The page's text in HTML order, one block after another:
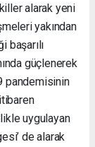
alarak yeni
yakından
başarılı
güçlenerek
pandemisinin
uygulayan
de alarak